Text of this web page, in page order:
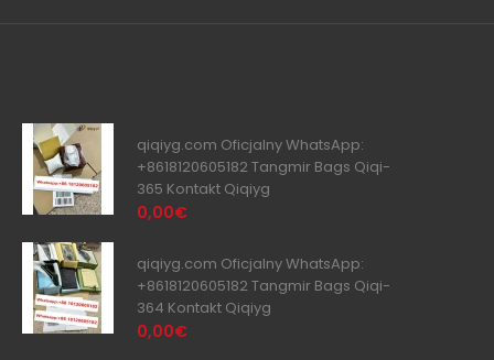
qiqiyg.com Oficjalny WhatsApp:
+8618120605182 Tangmir Bags Qiqi-
365 Kontakt Qiqiyg
0,00€
qiqiyg.com Oficjalny WhatsApp:
+8618120605182 Tangmir Bags Qiqi-
364 Kontakt Qiqiyg
0,00€